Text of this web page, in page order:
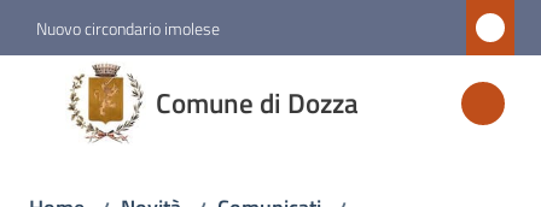
Vai al contenuto
Vai alla navigazione
Vai al footer
Nuovo circondario imolese
Comune di Dozza
Comune
di
Dozza